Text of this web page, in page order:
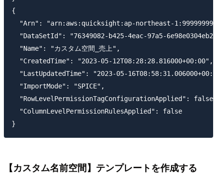
{
"Arn": "arn:aws:quicksight:ap-northeast-
"DataSetId": "76349082-b425-4eac-97a5-
  "Name": "カスタム空間_売上",
  "CreatedTime": "2023-05-12T08:28:28.816000+00:00",
"LastUpdatedTime": "2023-05-
  "ImportMode": "SPICE",
  "RowLevelPermissionTagConfigurationApplied": false,
  "ColumnLevelPermissionRulesApplied": false
【カスタム名前空間】テンプレートを作成する